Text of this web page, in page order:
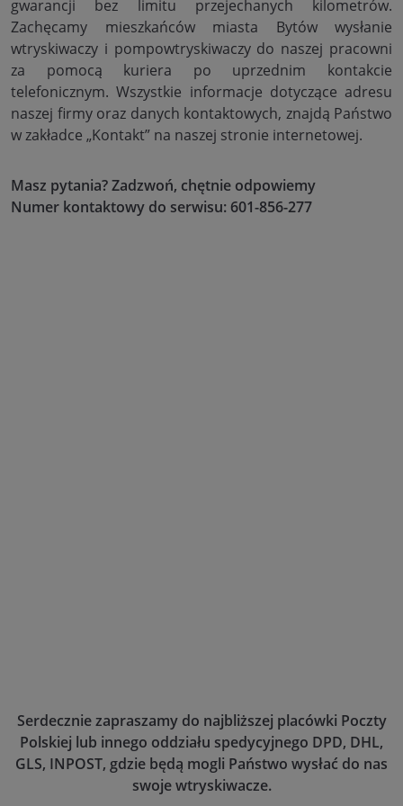
gwarancji bez limitu przejechanych kilometrów.
Zachęcamy mieszkańców miasta Bytów wysłanie
wtryskiwaczy i pompowtryskiwaczy do naszej pracowni
za pomocą kuriera po uprzednim kontakcie
telefonicznym. Wszystkie informacje dotyczące adresu
naszej firmy oraz danych kontaktowych, znajdą Państwo
w zakładce „Kontakt” na naszej stronie internetowej.
Masz pytania? Zadzwoń, chętnie odpowiemy
Numer kontaktowy do serwisu: 601-856-277
Serdecznie zapraszamy do najbliższej placówki Poczty
Polskiej lub innego oddziału spedycyjnego DPD, DHL,
GLS, INPOST, gdzie będą mogli Państwo wysłać do nas
swoje wtryskiwacze.